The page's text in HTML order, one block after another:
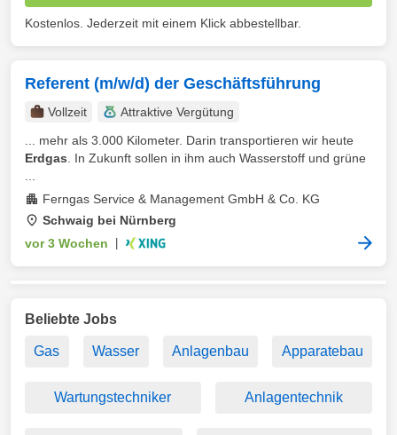
Kostenlos. Jederzeit mit einem Klick abbestellbar.
Referent (m/w/d) der Geschäftsführung
Vollzeit
Attraktive Vergütung
... mehr als 3.000 Kilometer. Darin transportieren wir heute
Erdgas . In Zukunft sollen in ihm auch Wasserstoff und grüne
Ferngas Service & Management GmbH & Co. KG
Schwaig bei Nürnberg
vor 3 Wochen
Beliebte Jobs
Gas Wasser Anlagenbau Apparatebau
Wartungstechniker Anlagentechnik